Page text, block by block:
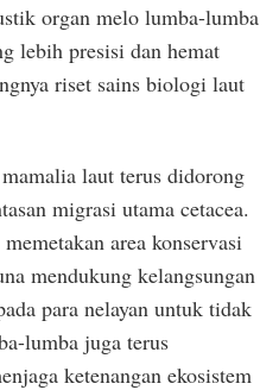
organ melo lumba-lumba
lebih presisi dan hemat
riset sains biologi laut
laut terus didorong
migrasi utama cetacea.
area konservasi
mendukung kelangsungan
para nelayan untuk tidak
lumba juga terus
ketenangan ekosistem